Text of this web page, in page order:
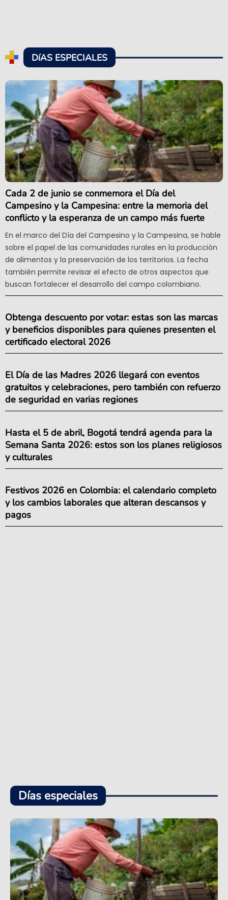
DíAS ESPECIALES
Cada 2 de junio se conmemora el Día del
Campesino y la Campesina: entre la memoria del
conflicto y la esperanza de un campo más fuerte
En el marco del Día del Campesino y la Campesina, se hable
sobre el papel de las comunidades rurales en la producción
de alimentos y la preservación de los territorios. La fecha
también permite revisar el efecto de otros aspectos que
buscan fortalecer el desarrollo del campo colombiano.
Obtenga descuento por votar: estas son las marcas
y beneficios disponibles para quienes presenten el
certificado electoral 2026
El Día de las Madres 2026 llegará con eventos
gratuitos y celebraciones, pero también con refuerzo
de seguridad en varias regiones
Hasta el 5 de abril, Bogotá tendrá agenda para la
Semana Santa 2026: estos son los planes religiosos
y culturales
Festivos 2026 en Colombia: el calendario completo
y los cambios laborales que alteran descansos y
pagos
Días especiales